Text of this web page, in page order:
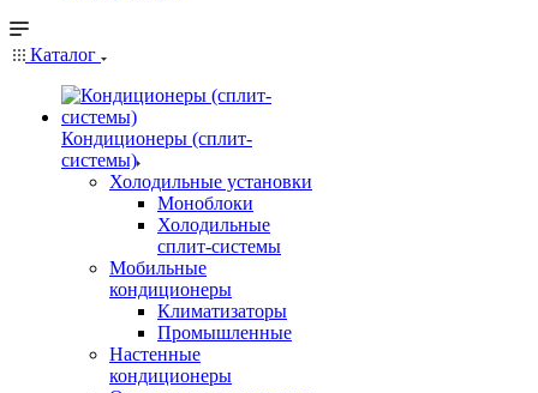
Каталог
Кондиционеры (сплит-
системы)
Холодильные установки
Моноблоки
Холодильные
сплит-системы
Мобильные
кондиционеры
Климатизаторы
Промышленные
Настенные
кондиционеры